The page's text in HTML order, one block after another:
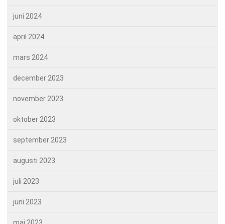
juni 2024
april 2024
mars 2024
december 2023
november 2023
oktober 2023
september 2023
augusti 2023
juli 2023
juni 2023
maj 2023